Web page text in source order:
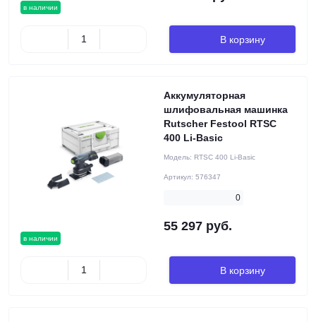
в наличии
В корзину
в наличии
Аккумуляторная
шлифовальная машинка
Rutscher Festool RTSC
400 Li-Basic
Модель: RTSC 400 Li-Basic
Артикул: 576347
0
55 297 руб.
В корзину